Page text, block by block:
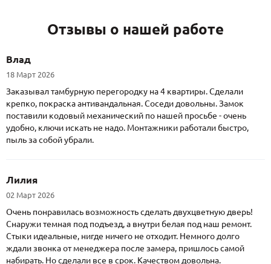
Отзывы о нашей работе
Влад
18 Март 2026
Заказывал тамбурную перегородку на 4 квартиры. Сделали
крепко, покраска антивандальная. Соседи довольны. Замок
поставили кодовый механический по нашей просьбе - очень
удобно, ключи искать не надо. Монтажники работали быстро,
пыль за собой убрали.
Лилия
02 Март 2026
Очень понравилась возможность сделать двухцветную дверь!
Снаружи темная под подъезд, а внутри белая под наш ремонт.
Стыки идеальные, нигде ничего не отходит. Немного долго
ждали звонка от менеджера после замера, пришлось самой
набирать. Но сделали все в срок. Качеством довольна.